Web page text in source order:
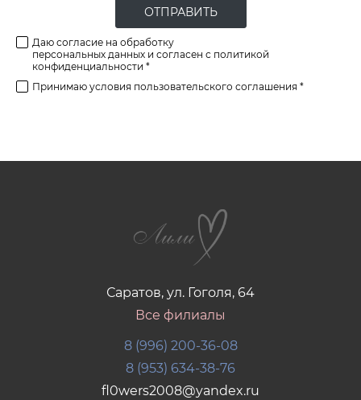
ОТПРАВИТЬ
Даю согласие на обработку
персональных данных и согласен с политикой
конфиденциальности *
Принимаю условия пользовательского соглашения *
Саратов, ул. Гоголя, 64
Все филиалы
8 (996) 200-36-08
8 (953) 634-38-76
fl0wers2008@yandex.ru